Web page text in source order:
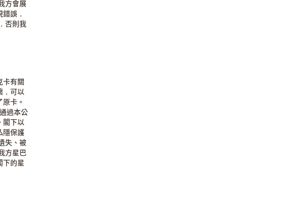
方會展
誤，
否則我
卡有關
，可以
卡。
過本公
閣下以
隱保護
失、被
方星巴
下的星